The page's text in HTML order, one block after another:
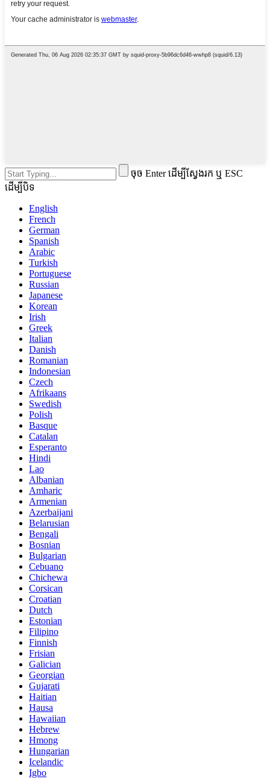
ចុច Enter ដើម្បីស្វែងរក ឬ ESC
ដើម្បីបិទ
English
French
German
Spanish
Arabic
Turkish
Portuguese
Russian
Japanese
Korean
Irish
Greek
Italian
Danish
Romanian
Indonesian
Czech
Afrikaans
Swedish
Polish
Basque
Catalan
Esperanto
Hindi
Lao
Albanian
Amharic
Armenian
Azerbaijani
Belarusian
Bengali
Bosnian
Bulgarian
Cebuano
Chichewa
Corsican
Croatian
Dutch
Estonian
Filipino
Finnish
Frisian
Galician
Georgian
Gujarati
Haitian
Hausa
Hawaiian
Hebrew
Hmong
Hungarian
Icelandic
Igbo